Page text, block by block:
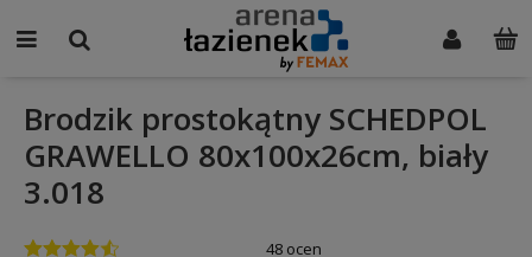
Brodzik prostokątny SCHEDPOL
GRAWELLO 80x100x26cm, biały
3.018
48 ocen